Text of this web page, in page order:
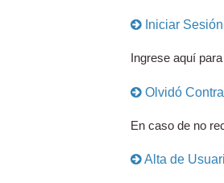
Iniciar Sesión
Ingrese aquí
Olvidó
En caso de no
Alta de